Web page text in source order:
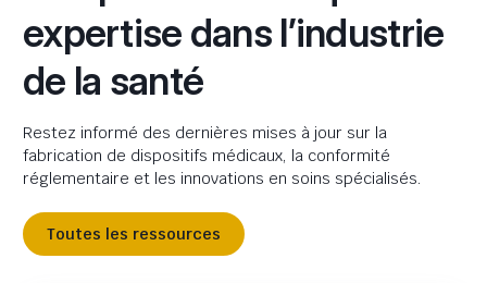
expertise dans l’industrie
de la santé
Restez informé des dernières mises à jour sur la
fabrication de dispositifs médicaux, la conformité
réglementaire et les innovations en soins spécialisés.
Toutes les ressources